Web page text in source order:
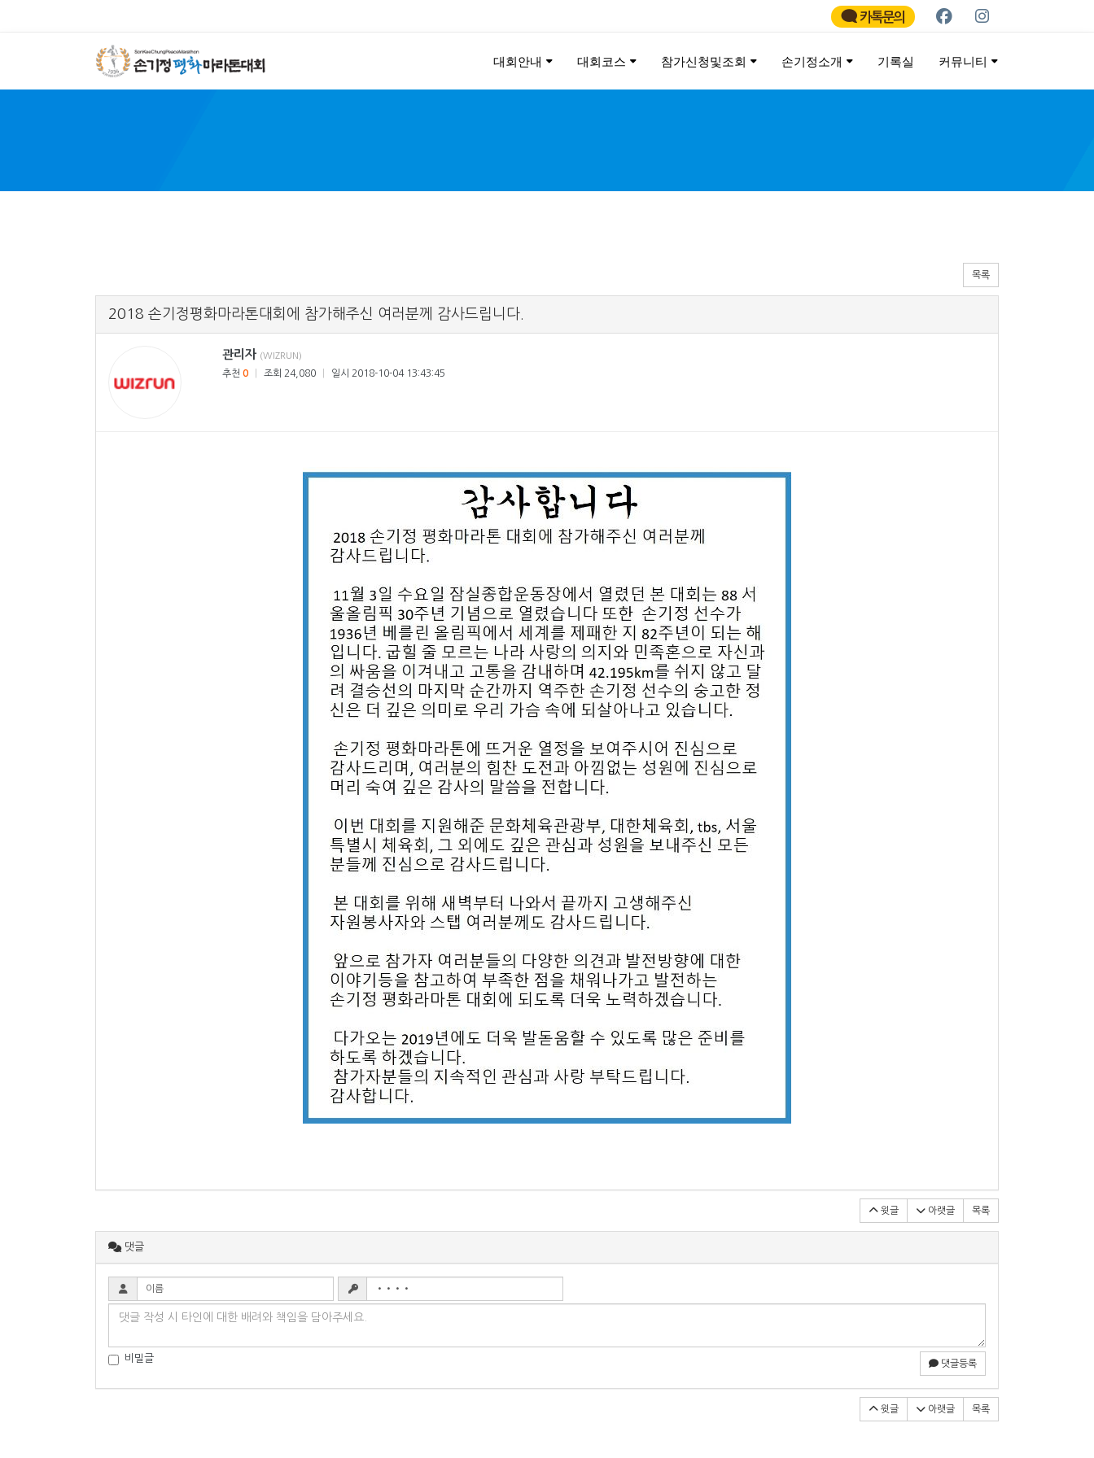
카톡문의
대회안내 대회코스 참가신청및조회 손기정소개 기록실 커뮤니티
목록
2018 손기정평화마라톤대회에 참가해주신 여러분께 감사드립니다.
관리자 (WIZRUN)
추천0 조회 24,080 일시 2018-10-04 13:43:45
윗글 아랫글 목록
댓글
비밀글 댓글등록
윗글 아랫글 목록